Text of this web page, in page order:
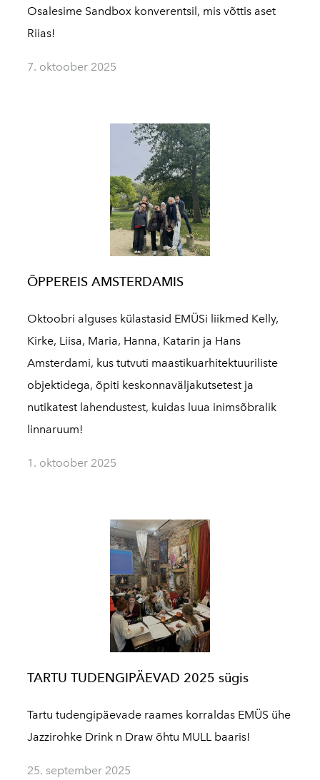
Osalesime Sandbox konverentsil, mis võttis aset
Riias!
7. oktoober 2025
ÕPPEREIS AMSTERDAMIS
Oktoobri alguses külastasid EMÜSi liikmed Kelly,
Kirke, Liisa, Maria, Hanna, Katarin ja Hans
Amsterdami, kus tutvuti maastikuarhitektuuriliste
objektidega, õpiti keskonnaväljakutsetest ja
nutikatest lahendustest, kuidas luua inimsõbralik
linnaruum!
1. oktoober 2025
TARTU TUDENGIPÄEVAD 2025 sügis
Tartu tudengipäevade raames korraldas EMÜS ühe
Jazzirohke Drink n Draw õhtu MULL baaris!
25. september 2025